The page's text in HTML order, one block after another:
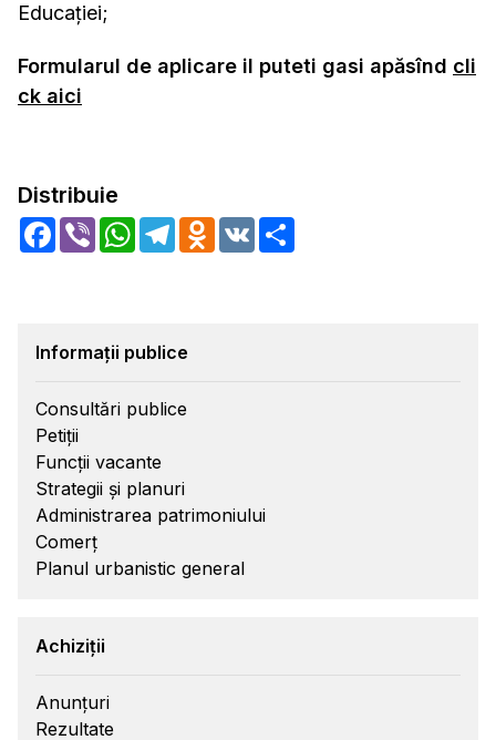
Educaţiei;
Formularul de aplicare il puteti gasi apăsînd cli
ck aici
Distribuie
Facebook
Viber WhatsApp
TelegramOdnoklassniki
VK
Informații publice
Consultări publice
Petiții
Funcții vacante
Strategii și planuri
Administrarea patrimoniului
Comerț
Planul urbanistic general
Achiziții
Anunțuri
Rezultate